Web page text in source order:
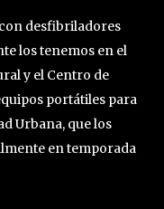
desfibriladores
los tenemos en el
y el Centro de
portátiles para
Urbana, que los
en temporada